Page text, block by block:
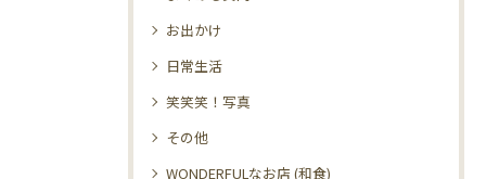
お出かけ
日常生活
笑笑笑！写真
その他
WONDERFULなお店 (和食)